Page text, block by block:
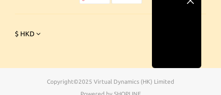
$ HKD
Copyright©2025 Virtual Dynamics (HK) Limited